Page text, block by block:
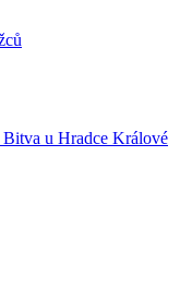
Bitva u Hradce Králové